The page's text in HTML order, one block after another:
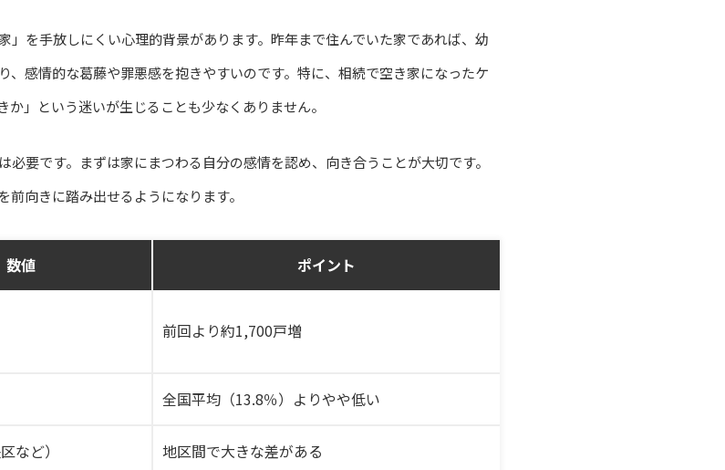
」を手放しにくい心理的背景があります。昨年まで住んでいた家であれば、幼
、感情的な葛藤や罪悪感を抱きやすいのです。特に、相続で空き家になったケ
」という迷いが生じることも少なくありません。
要です。まずは家にまつわる自分の感情を認め、向き合うことが大切です。
向きに踏み出せるようになります。
数値 ポイント
前回より約1,700戸増
全国平均（13.8％）よりやや低い
など） 地区間で大きな差がある